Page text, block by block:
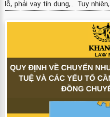
lỗ, phải vay tín dụng,... Tuy